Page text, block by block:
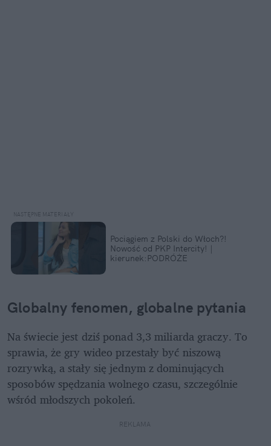
Pociągiem z Polski do Włoch?!
Nowość od PKP Intercity! |
kierunek:PODRÓŻE
Globalny fenomen, globalne pytania
Na świecie jest dziś ponad 3,3 miliarda graczy. To
sprawia, że gry wideo przestały być niszową
rozrywką, a stały się jednym z dominujących
sposobów spędzania wolnego czasu, szczególnie
wśród młodszych pokoleń.
REKLAMA